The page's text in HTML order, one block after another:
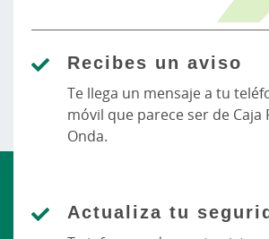
Recibes un aviso
Te llega un mensaje a tu
móvil que parece ser de Caja
Onda.
Actualiza tu